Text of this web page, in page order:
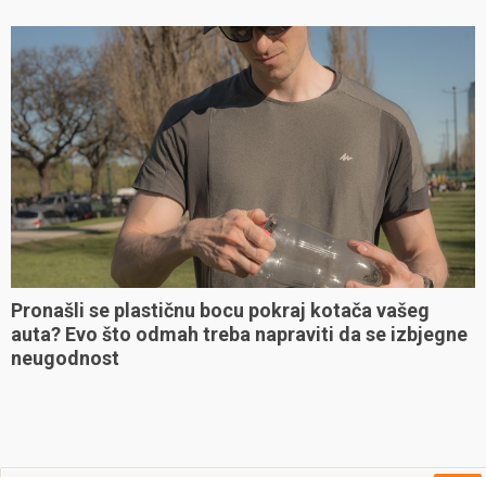
Pronašli se plastičnu bocu pokraj kotača vašeg
auta? Evo što odmah treba napraviti da se izbjegne
neugodnost